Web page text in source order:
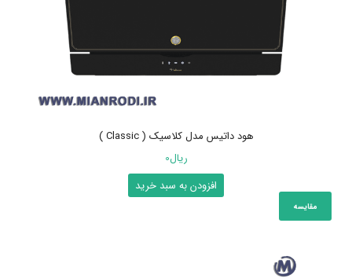
هود داتیس مدل کلاسیک ( Classic )
ریال0
افزودن به سبد خرید
مقایسه